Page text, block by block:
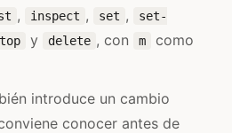
, inspect , set ,
set-
y delete , con m
como
introduce un cambio
conocer antes de